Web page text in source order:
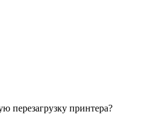
перезагрузку принтера?